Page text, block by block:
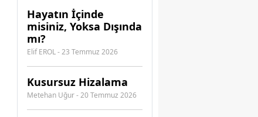
Hayatın İçinde
misiniz, Yoksa Dışında
mı?
Elif EROL - 23 Temmuz 2026
Kusursuz Hizalama
Metehan Uğur - 20 Temmuz 2026